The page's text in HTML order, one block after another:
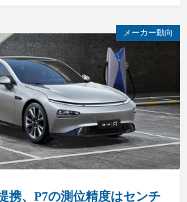
メーカー動向
携、P7の測位精度はセンチ